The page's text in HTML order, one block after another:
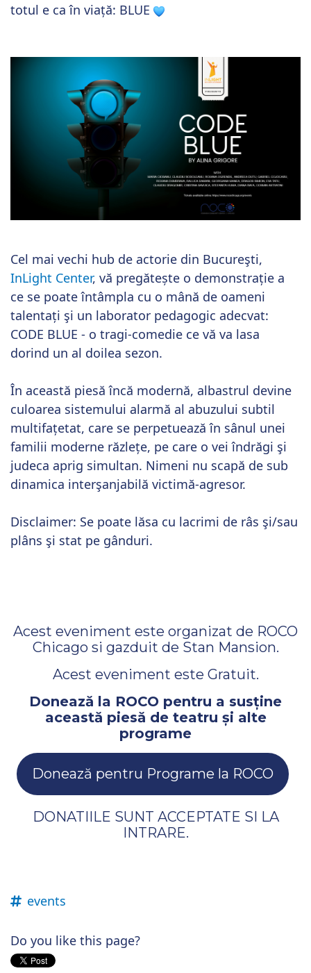
totul e ca în viață: BLUE
Cel mai vechi hub de actorie din Bucureşti,
InLight Center, vă pregătește o demonstrație a
ce se poate întâmpla cu o mână de oameni
talentați şi un laborator pedagogic adecvat:
CODE BLUE - o tragi-comedie ce vă va lasa
dorind un al doilea sezon.
În această piesă încă modernă, albastrul devine
culoarea sistemului alarmă al abuzului subtil
multifațetat, care se perpetuează în sânul unei
familii moderne răzlețe, pe care o vei îndrăgi şi
judeca aprig simultan. Nimeni nu scapă de sub
dinamica interşanjabilă victimă-agresor.
Disclaimer: Se poate lăsa cu lacrimi de râs şi/sau
plâns şi stat pe gânduri.
Acest eveniment este organizat de ROCO
Chicago si gazduit de Stan Mansion.
Acest eveniment este Gratuit.
Donează la ROCO pentru a susține
această piesă de teatru și alte
programe
Donează pentru Programe la ROCO
DONATIILE SUNT ACCEPTATE SI LA
INTRARE.
events
Do you like this page?